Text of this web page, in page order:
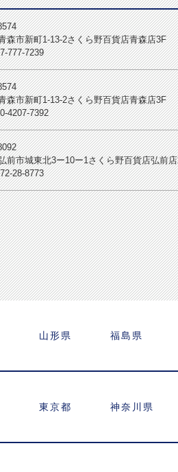
森市新町1-13-2さくら野百貨店青森店3F
777-7239
森市新町1-13-2さくら野百貨店青森店3F
4207-7392
前市城東北3ー10ー1さくら野百貨店弘
28-8773
山形県 福島県
東京都 神奈川県